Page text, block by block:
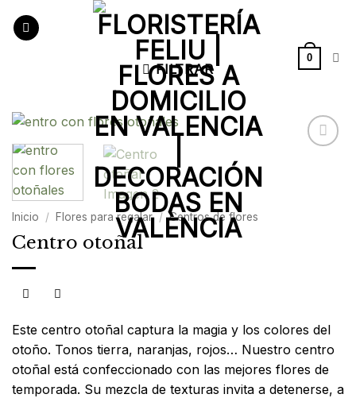
0
FILTRAR
Inicio / Flores para regalar / Centros de flores
Centro otoñal
Este centro otoñal captura la magia y los colores del
otoño. Tonos tierra, naranjas, rojos… Nuestro centro
otoñal está confeccionado con las mejores flores de
temporada. Su mezcla de texturas invita a detenerse, a